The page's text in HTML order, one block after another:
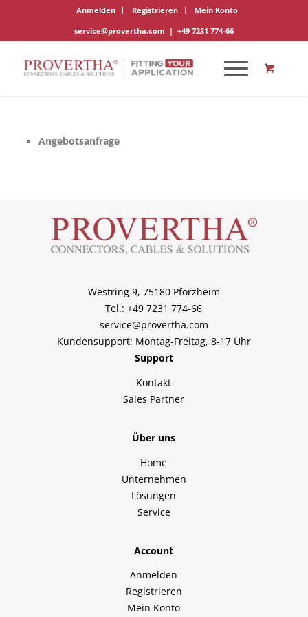
Anmelden Registrieren
Mein Konto
service@provertha.com | +49 7231 774-66
Angebotsanfrage
Westring 9, 75180 Pforzheim
Tel.: +49 7231 774-66
service@provertha.com
Kundensupport: Montag-Freitag, 8-17 Uhr
Support
Kontakt
Sales Partner
Über uns
Home
Unternehmen
Lösungen
Service
Account
Anmelden
Registrieren
Mein Konto